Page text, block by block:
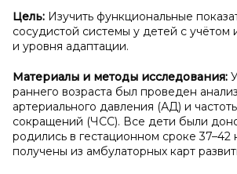
Цель: Изучить функциональные
сосудистой системы у детей c учётом
и уровня адаптации.
Материалы и методы исследования:
раннего возраста был проведен
артериального давления (АД) и
сокращений (ЧСС). Все дети были
родились в гестационном сроке
получены из амбулаторных карт